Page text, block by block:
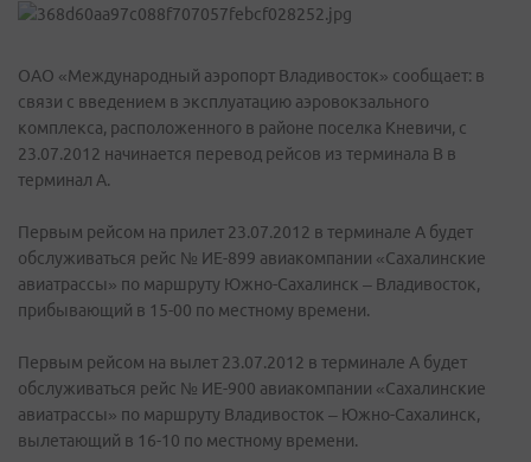
ОАО «Международный аэропорт Владивосток» сообщает: в
связи с введением в эксплуатацию аэровокзального
комплекса, расположенного в районе поселка Кневичи, с
23.07.2012 начинается перевод рейсов из терминала В в
терминал А.
Первым рейсом на прилет 23.07.2012 в терминале А будет
обслуживаться рейс № ИЕ-899 авиакомпании «Сахалинские
авиатрассы» по маршруту Южно-Сахалинск – Владивосток,
прибывающий в 15-00 по местному времени.
Первым рейсом на вылет 23.07.2012 в терминале А будет
обслуживаться рейс № ИЕ-900 авиакомпании «Сахалинские
авиатрассы» по маршруту Владивосток – Южно-Сахалинск,
вылетающий в 16-10 по местному времени.